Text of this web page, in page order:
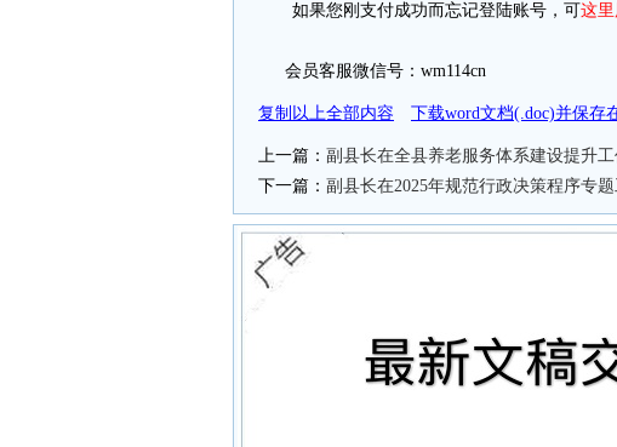
如果您刚支付成功而忘记登陆账号，可这
会员客服微信号：wm114cn
复制以上全部内容 下载word文档(.doc)并保存
上一篇： 副县长在全县养老服务体系建设提升
下一篇： 副县长在2025年规范行政决策程序专